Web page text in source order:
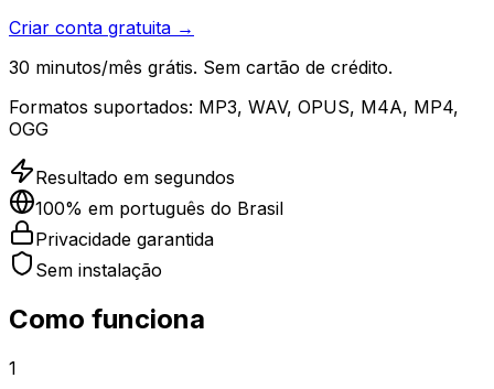
Criar conta gratuita →
30 minutos/mês grátis. Sem cartão de crédito.
Formatos suportados: MP3, WAV, OPUS, M4A, MP4,
OGG
Resultado em segundos
100% em português do Brasil
Privacidade garantida
Sem instalação
Como funciona
1